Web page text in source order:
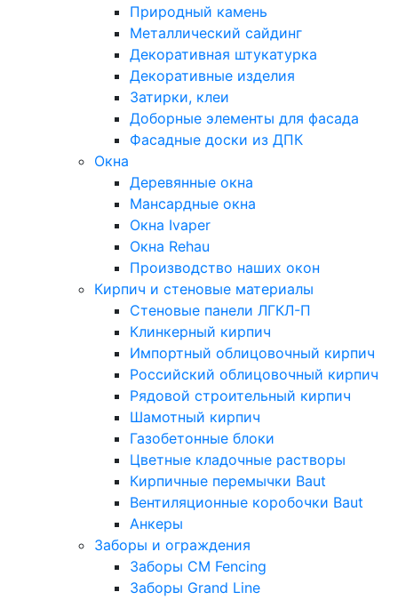
Природный камень
Металлический сайдинг
Декоративная штукатурка
Декоративные изделия
Затирки, клеи
Доборные элементы для фасада
Фасадные доски из ДПК
Окна
Деревянные окна
Мансардные окна
Окна Ivaper
Окна Rehau
Производство наших окон
Кирпич и стеновые материалы
Стеновые панели ЛГКЛ-П
Клинкерный кирпич
Импортный облицовочный кирпич
Российский облицовочный кирпич
Рядовой строительный кирпич
Шамотный кирпич
Газобетонные блоки
Цветные кладочные растворы
Кирпичные перемычки Baut
Вентиляционные коробочки Baut
Анкеры
Заборы и ограждения
Заборы CM Fencing
Заборы Grand Line